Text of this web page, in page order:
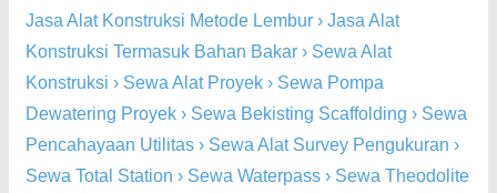
Jasa Alat Konstruksi Metode Lembur › Jasa Alat
Konstruksi Termasuk Bahan Bakar › Sewa Alat
Konstruksi › Sewa Alat Proyek › Sewa Pompa
Dewatering Proyek › Sewa Bekisting Scaffolding › Sewa
Pencahayaan Utilitas › Sewa Alat Survey Pengukuran ›
Sewa Total Station › Sewa Waterpass › Sewa Theodolite